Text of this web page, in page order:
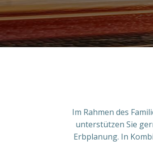
Im Rahmen des
unterstützen Sie
Erbplanung. In